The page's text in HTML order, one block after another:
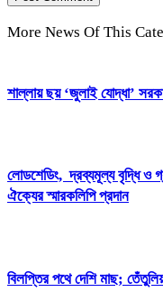
More News Of This
শাল্লায় ছয় ‘জুলাই যোদ্ধা’
লোডশেডিং, দ্রব্যমূল্য বৃদ্ধি ও
ঐক্যের স্মারকলিপি প্রদান
বিলপ্তির পথে দেশি মাছ;